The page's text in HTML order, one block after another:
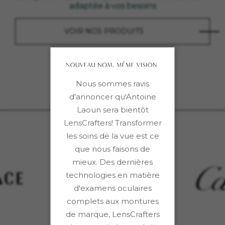
Nous sommes ravis
d'annoncer qu'Antoine
Laoun sera bientôt
LensCrafters! Transformer
les soins de la vue est ce
que nous faisons de
mieux. Des dernières
technologies en matière
d'examens oculaires
complets aux montures
de marque, LensCrafters
adaptée à vos besoins
VOIR NOS PRODUITS